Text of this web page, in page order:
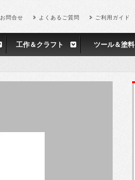
お問合せ よくあるご質問 ご利用ガイド
工作＆クラフト ツール＆塗料